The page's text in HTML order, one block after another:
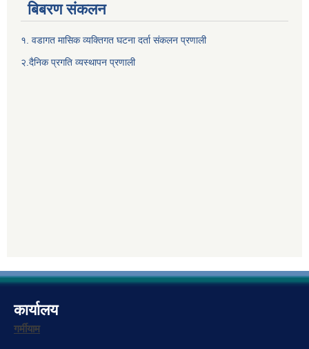
बिबरण संकलन
१. वडागत मासिक व्यक्तिगत घटना दर्ता संकलन प्रणाली
२.दैनिक प्रगति व्यस्थापन प्रणाली
कार्यालय
गर्मीयाम